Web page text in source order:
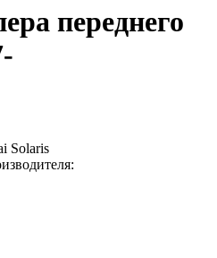
переднего
Solaris